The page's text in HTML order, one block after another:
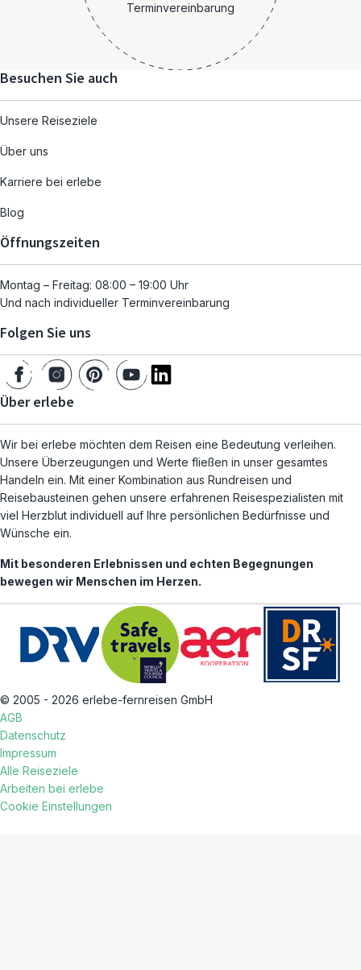
Terminvereinbarung
Besuchen Sie auch
Unsere Reiseziele
Über uns
Karriere bei erlebe
Blog
Öffnungszeiten
Montag – Freitag: 08:00 – 19:00 Uhr
Und nach individueller Terminvereinbarung
Folgen Sie uns
Über erlebe
Wir bei erlebe möchten dem Reisen eine Bedeutung verleihen.
Unsere Überzeugungen und Werte fließen in unser gesamtes
Handeln ein. Mit einer Kombination aus Rundreisen und
Reisebausteinen gehen unsere erfahrenen Reisespezialisten mit
viel Herzblut individuell auf Ihre persönlichen Bedürfnisse und
Wünsche ein.
Mit besonderen Erlebnissen und echten Begegnungen
bewegen wir Menschen im Herzen.
© 2005 - 2026 erlebe-fernreisen GmbH
AGB
Datenschutz
Impressum
Alle Reiseziele
Arbeiten bei erlebe
Cookie Einstellungen